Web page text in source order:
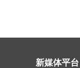
新媒体平台